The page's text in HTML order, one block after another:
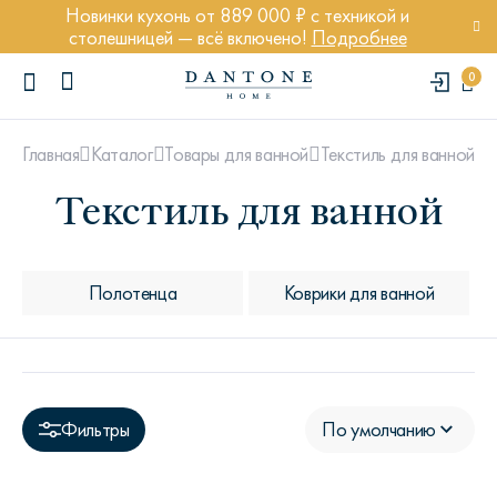
Новинки кухонь от 889 000 ₽ с техникой и
столешницей — всё включено! Подробнее
0
ПОПУЛЯРНЫЕ ЗАПРОСЫ
Стул Престон
Textures
Главная Каталог Товары для ванной Текстиль для ванной
Текстиль для ванной
Полотенца Коврики для ванной
Фильтры По умолчанию